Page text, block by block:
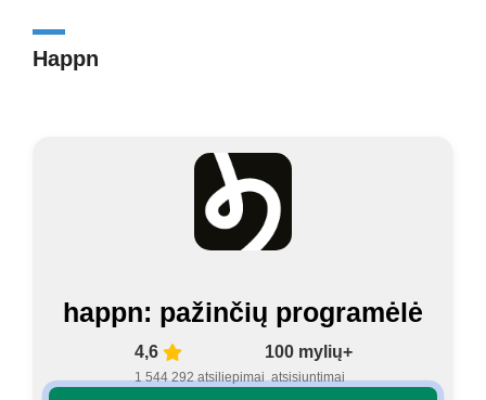
Happn
happn: pažinčių programėlė
4,6
1 544 292 atsiliepimai
100 mylių+
atsisiuntimai